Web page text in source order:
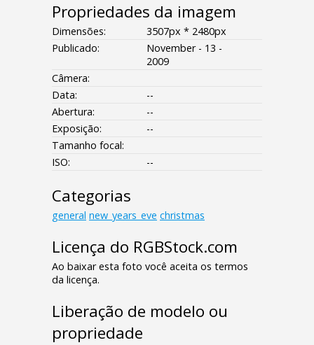
Propriedades da imagem
Dimensões:
3507px * 2480px
Publicado:
November - 13 -
2009
Câmera:
Data:
--
Abertura:
--
Exposição:
--
Tamanho focal:
ISO:
--
Categorias
general new_years_eve christmas
Licença do RGBStock.com
Ao baixar esta foto você aceita os termos
da licença.
Liberação de modelo ou
propriedade